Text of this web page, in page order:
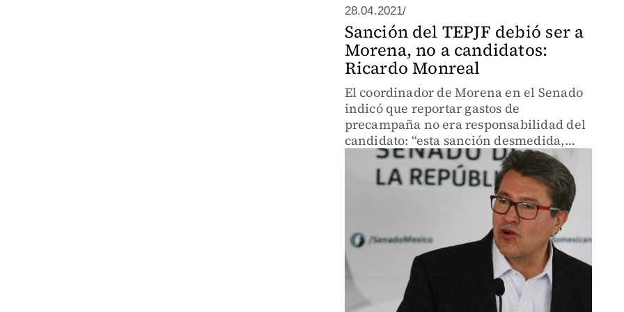
28.04.2021/
Sanción del TEPJF debió ser a
Morena, no a candidatos:
Ricardo Monreal
El coordinador de Morena en el Senado
indicó que reportar gastos de
precampaña no era responsabilidad del
candidato: “esta sanción desmedida,
injusta, arbitraria, raya sencillamente
en desorbitada”, apuntó.